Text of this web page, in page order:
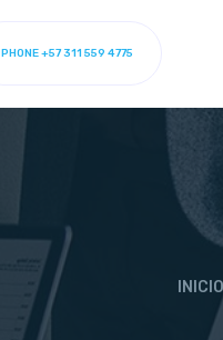
PHONE +57 311 559 4775
INICIO